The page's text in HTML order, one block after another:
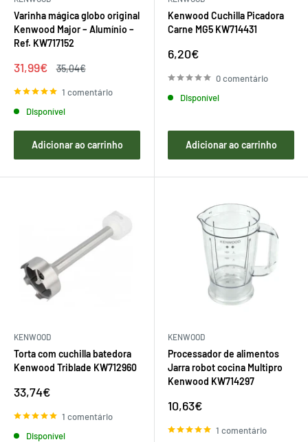
Varinha mágica globo original
Kenwood Major – Alumínio –
Ref. KW717152
Preço
venda
31,99€
Preço
35,04€
1 comentário
Disponível
Adicionar ao carrinho
Kenwood Cuchilla Picadora
Carne MG5 KW714431
Preço
venda
6,20€
0 comentário
Disponível
Adicionar ao carrinho
KENWOOD
Torta com cuchilla batedora
Kenwood Triblade KW712960
Preço
venda
33,74€
1 comentário
Disponível
KENWOOD
Processador de alimentos
Jarra robot cocina Multipro
Kenwood KW714297
Preço
venda
10,63€
1 comentário